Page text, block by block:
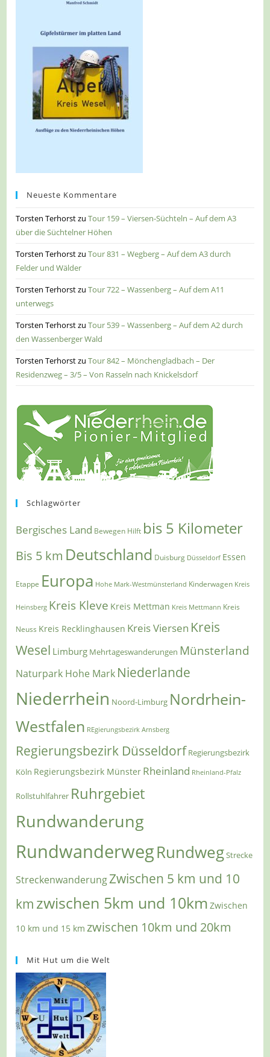
Neueste Kommentare
Torsten TerhorstzuTour 159 – Viersen-Süchteln – Auf dem A3
über die Süchtelner Höhen
Torsten TerhorstzuTour 831 – Wegberg – Auf dem A3 durch
Felder und Wälder
Torsten TerhorstzuTour 722 – Wassenberg – Auf dem A11
unterwegs
Torsten TerhorstzuTour 539 – Wassenberg – Auf dem A2 durch
den Wassenberger Wald
Torsten TerhorstzuTour 842 – Mönchengladbach – Der
Residenzweg – 3/5 – Von Rasseln nach Knickelsdorf
Schlagwörter
Bergisches Land Bewegen Hilft bis 5 Kilometer
Bis 5 km Deutschland Duisburg Düsseldorf Essen
Etappe Europa Hohe Mark-Westmünsterland Kinderwagen Kreis
Heinsberg Kreis Kleve Kreis Mettman Kreis Mettmann Kreis
Neuss Kreis Recklinghausen Kreis Viersen Kreis
Wesel Limburg Mehrtageswanderungen Münsterland
Naturpark Hohe Mark Niederlande
Niederrhein Noord-Limburg Nordrhein-
Westfalen REgierungsbezirk Arnsberg
Regierungsbezirk Düsseldorf Regierungsbezirk
Köln Regierungsbezirk Münster Rheinland Rheinland-Pfalz
Rollstuhlfahrer Ruhrgebiet
Rundwanderung
RundwanderwegRundwegStrecke
StreckenwanderungZwischen 5 km und 10
km zwischen 5km und 10km Zwischen
10 km und 15 km zwischen 10km und 20km
Mit Hut um die Welt